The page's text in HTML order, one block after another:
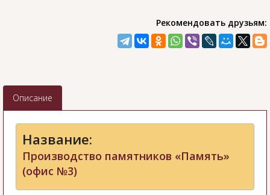
Рекомендовать друзьям:
Описание
Название:
Производство памятников «Память»
(офис №3)